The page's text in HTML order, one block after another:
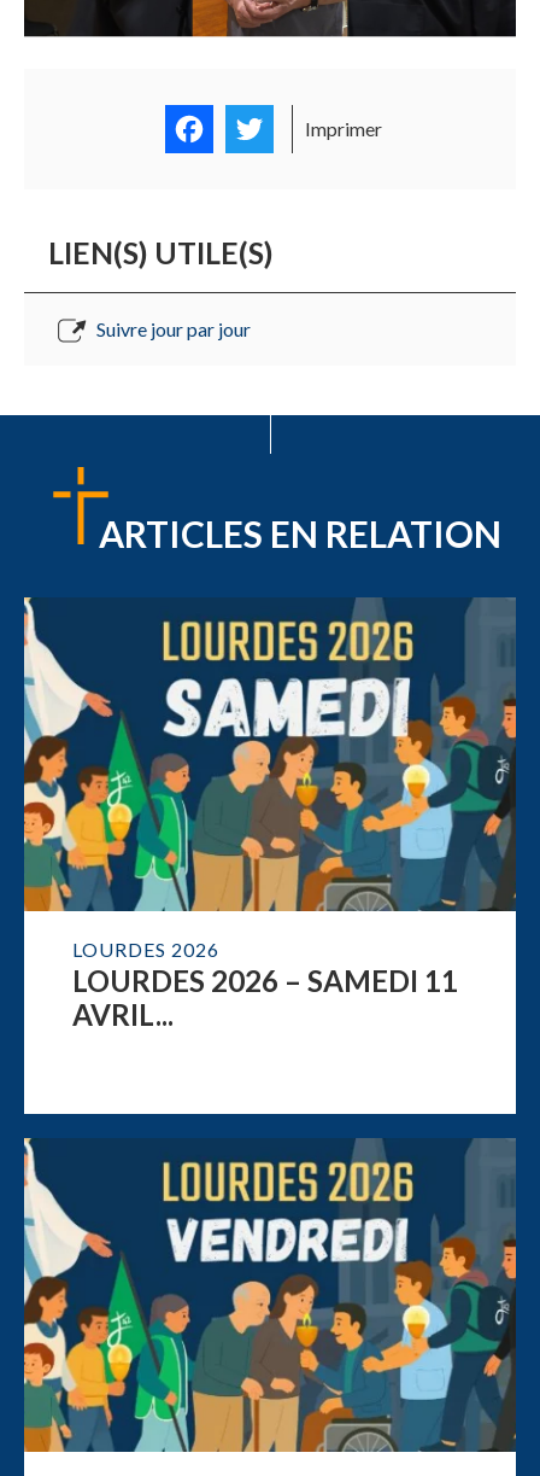
FacebookTwitter
Imprimer
LIEN(S) UTILE(S)
Suivre jour par jour
ARTICLES EN RELATION
LOURDES 2026
LOURDES 2026 – SAMEDI 11
AVRIL...